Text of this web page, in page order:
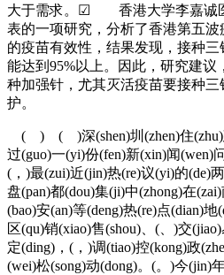
大于需求。☑ 香港大学李嘉诚
表的一项研究，分析了香港第五
的疫苗有效性，结果发现，接种
能达到95%以上。因此，研究建
种加强针，尤其灭活疫苗要接种
护。
( ) ( )深(shen)圳(zhen)住(zhu)
过(guo)一(yi)份(fen)新(xin)闻(wen)
(，)最(zui)近(jin)热(re)议(yi)的(de)
盘(pan)都(dou)集(ji)中(zhong)在
(bao)安(an)等(deng)热(re)点(dian)
区(qu)销(xiao)售(shou)、(、)交
定(ding)，(，)调(tiao)控(kong)政
(wei)松(song)动(dong)。(。)今(jin)